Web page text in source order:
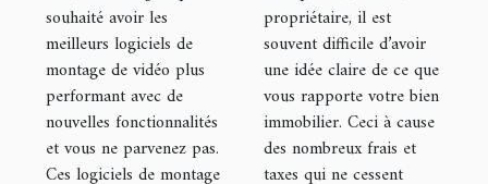
vidéo ?
souhaité avoir les
meilleurs logiciels de
montage de vidéo plus
performant avec de
nouvelles fonctionnalités
et vous ne parvenez pas.
Ces logiciels de montage
propriétaire, il est
souvent difficile d’avoir
une idée claire de ce que
vous rapporte votre bien
immobilier. Ceci à cause
des nombreux frais et
taxes qui ne cessent